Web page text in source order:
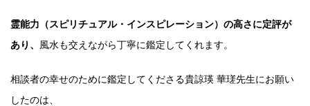
霊能力（スピリチュアル・インスピレーション）の高さに定評が
あり、 風水も交えながら丁寧に鑑定してくれます。
相談者の幸せのために鑑定してくださる貴諒瑛 華瑳先生にお願い
したのは、